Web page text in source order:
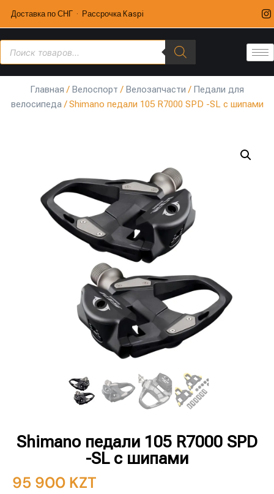
Доставка по СНГ · Рассрочка Kaspi
Главная / Велоспорт / Велозапчасти / Педали для
велосипеда/ Shimano педали 105 R7000 SPD -SL с шипами
Shimano педали 105 R7000 SPD
-SL с шипами
95 900 KZT